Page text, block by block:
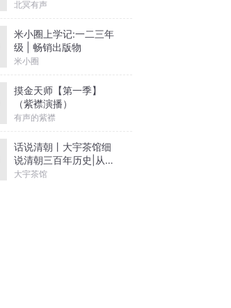
北冥有声
米小圈上学记:一二三年
级 | 畅销出版物
米小圈
摸金天师【第一季】
（紫襟演播）
有声的紫襟
话说清朝丨大宇茶馆细
说清朝三百年历史|从努
尔哈赤到末代皇帝溥仪|
大宇茶馆